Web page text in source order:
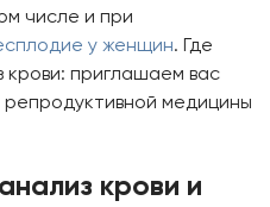
числе и при
у женщин. Где
приглашаем вас
медицины
крови и